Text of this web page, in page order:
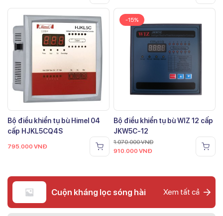
Bộ điều khiển tụ bù Himel 04
cấp HJKL5CQ4S
795.000 VNĐ
-15%
Bộ điều khiển tụ bù WIZ 12 cấp
JKW5C-12
1.070.000VNĐ
910.000 VNĐ
Cuộn kháng lọc sóng hài Xem tất cả